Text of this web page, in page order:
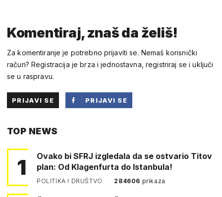
Komentiraj, znaš da želiš!
Za komentiranje je potrebno prijaviti se. Nemaš korisnički
račun? Registracija je brza i jednostavna, registriraj se i uključi
se u raspravu.
PRIJAVI SE
PRIJAVI SE
TOP NEWS
1
Ovako bi SFRJ izgledala da se ostvario Titov
plan: Od Klagenfurta do Istanbula!
POLITIKA I DRUŠTVO 284606 prikaza